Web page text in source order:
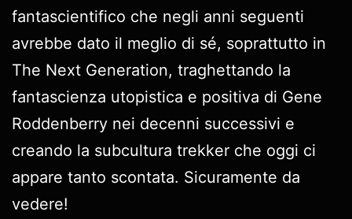
fantascientifico che negli anni seguenti
avrebbe dato il meglio di sé, soprattutto in
The Next Generation, traghettando la
fantascienza utopistica e positiva di Gene
Roddenberry nei decenni successivi e
creando la subcultura trekker che oggi ci
appare tanto scontata. Sicuramente da
vedere!